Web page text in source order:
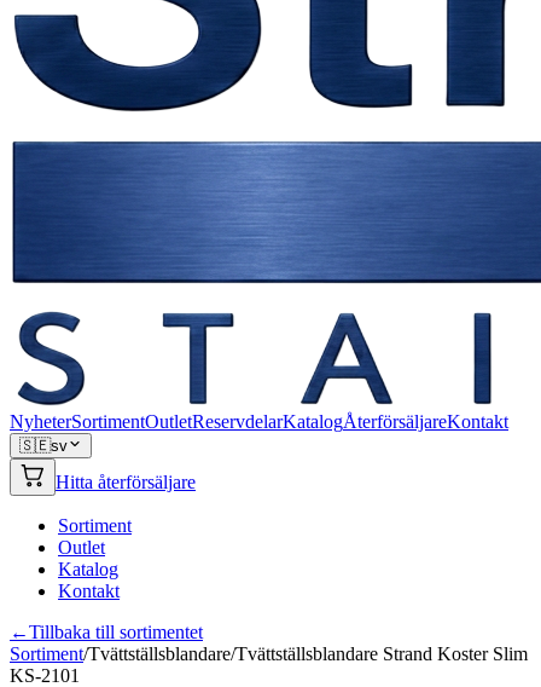
NyheterSortimentOutletReservdelarKatalogÅterförsäljareKontakt
🇸🇪sv
Hitta återförsäljare
Sortiment
Outlet
Katalog
Kontakt
←Tillbaka till sortimentet
Sortiment/Tvättställsblandare/Tvättställsblandare Strand Koster Slim
KS-2101